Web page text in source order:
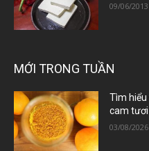
09/06/2013
MỚI TRONG TUẦN
Tìm
cam
03/08/2026